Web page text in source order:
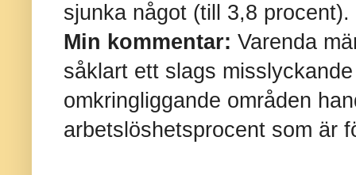
sjunka något (till 3,8 procent).
Min kommentar: Varenda
såklart ett slags
omkringliggande områden
arbetslöshetsprocent som är